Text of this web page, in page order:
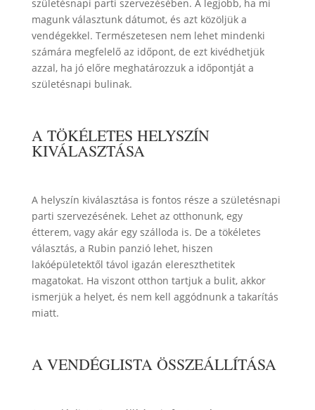
születésnapi parti szervezésében. A legjobb, ha mi
magunk választunk dátumot, és azt közöljük a
vendégekkel. Természetesen nem lehet mindenki
számára megfelelő az időpont, de ezt kivédhetjük
azzal, ha jó előre meghatározzuk a időpontját a
születésnapi bulinak.
A TÖKÉLETES HELYSZÍN
KIVÁLASZTÁSA
A helyszín kiválasztása is fontos része a születésnapi
parti szervezésének. Lehet az otthonunk, egy
étterem, vagy akár egy szálloda is. De a tökéletes
választás, a Rubin panzió lehet, hiszen
lakóépületektől távol igazán elereszthetitek
magatokat. Ha viszont otthon tartjuk a bulit, akkor
ismerjük a helyet, és nem kell aggódnunk a takarítás
miatt.
A VENDÉGLISTA ÖSSZEÁLLÍTÁSA